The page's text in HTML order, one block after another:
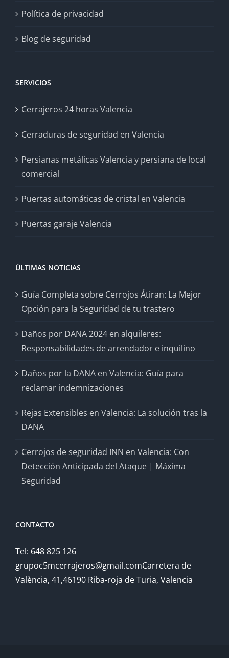
Política de privacidad
Blog de seguridad
SERVICIOS
Cerrajeros 24 horas Valencia
Cerraduras de seguridad en Valencia
Persianas metálicas Valencia y persiana de local
comercial
Puertas automáticas de cristal en Valencia
Puertas garaje Valencia
ÚLTIMAS NOTICIAS
Guía Completa sobre Cerrojos Átiran: La Mejor
Opción para la Seguridad de tu trastero
Daños por DANA 2024 en alquileres:
Responsabilidades de arrendador e inquilino
Daños por la DANA en Valencia: Guía para
reclamar indemnizaciones
Rejas Extensibles en Valencia: La solución tras la
DANA
Cerrojos de seguridad INN en Valencia: Con
Detección Anticipada del Ataque | Máxima
Seguridad
CONTACTO
Tel: 648 825 126
grupoc5mcerrajeros@gmail.comCarretera de
València, 41,46190 Riba-roja de Turia, Valencia